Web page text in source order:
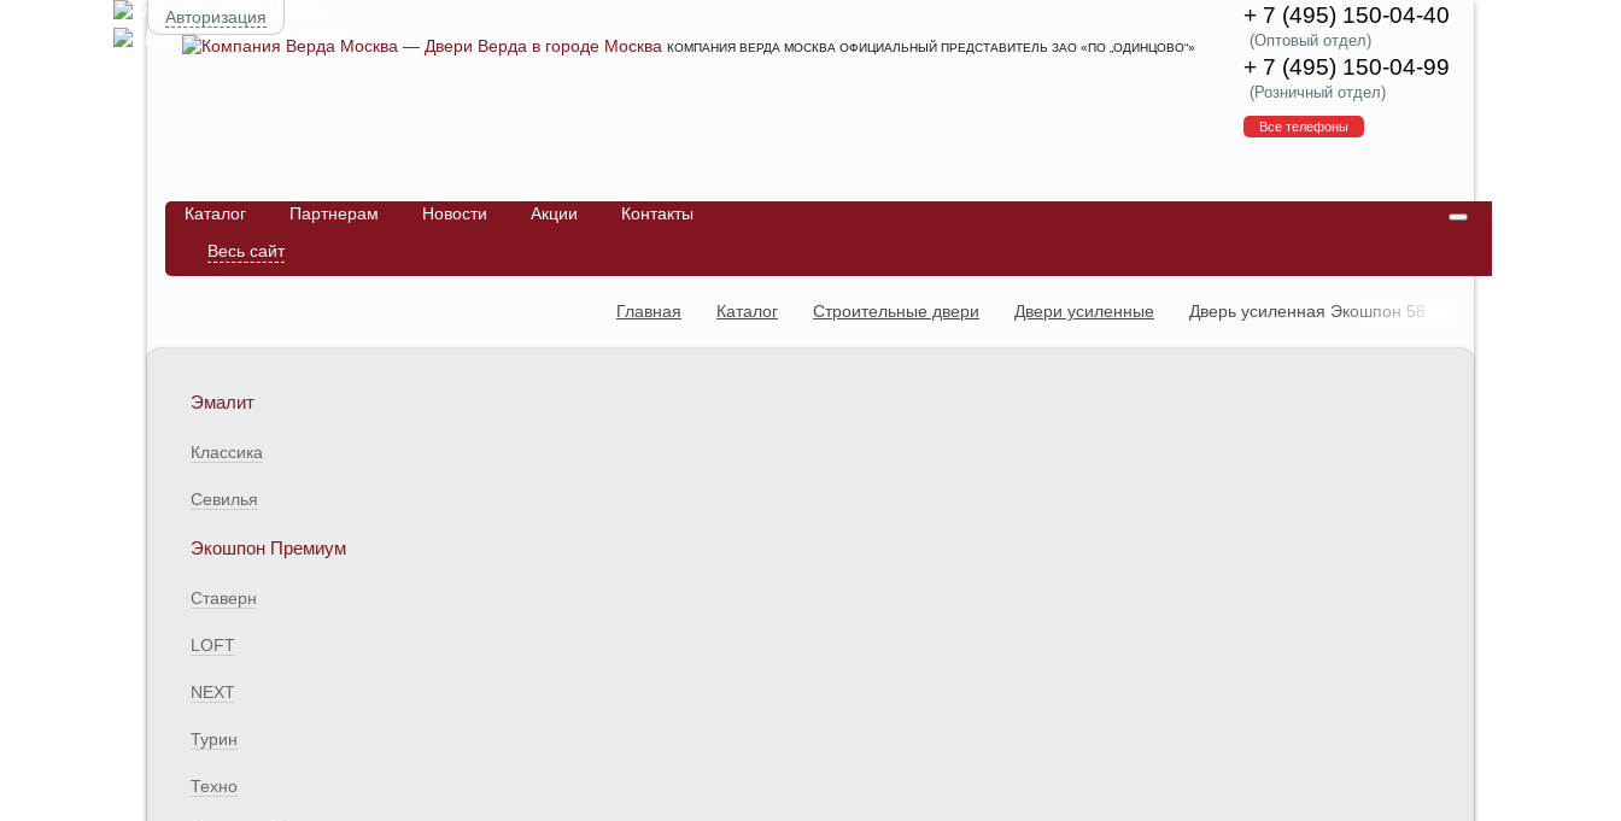
Авторизация
КОМПАНИЯ ВЕРДА МОСКВА ОФИЦИАЛЬНЫЙ ПРЕДСТАВИТЕЛЬ ЗАО «ПО „ОДИНЦОВО“»
+ 7 (495) 150-04-40
(Оптовый отдел)
+ 7 (495) 150-04-99
(Розничный отдел)
Все телефоны
Каталог Партнерам Новости Акции
Контакты
Весь сайт
Главная Каталог Строительные двери Двери усиленные Дверь усиленная Экошпон 58
Эмалит
Классика
Севилья
Экошпон Премиум
Ставерн
LOFT
NEXT
Турин
Техно